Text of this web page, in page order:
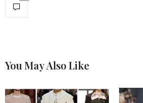
You May Also Like